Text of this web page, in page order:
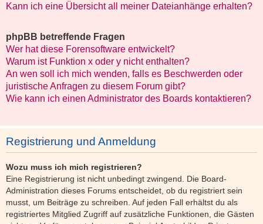
Kann ich eine Übersicht all meiner Dateianhänge erhalten?
phpBB betreffende Fragen
Wer hat diese Forensoftware entwickelt?
Warum ist Funktion x oder y nicht enthalten?
An wen soll ich mich wenden, falls es Beschwerden oder
juristische Anfragen zu diesem Forum gibt?
Wie kann ich einen Administrator des Boards kontaktieren?
Registrierung und Anmeldung
Wozu muss ich mich registrieren?
Eine Registrierung ist nicht unbedingt zwingend. Die Board-
Administration dieses Forums entscheidet, ob du registriert sein
musst, um Beiträge zu schreiben. Auf jeden Fall erhältst du als
registriertes Mitglied Zugriff auf zusätzliche Funktionen, die Gästen